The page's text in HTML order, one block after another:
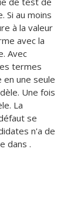
Si au moins
à la valeur
avec la
Avec
termes
une seule
Une fois
La
se
n'a de
dans .